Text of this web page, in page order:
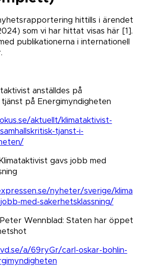
hittills i ärendet
som vi har hittat visas här [1].
publikationerna i internationell
anställdes på
tjänst på Energimyndigheten
aktuellt/klimataktivist-
tjanst-i-
gavs jobb med
nyheter/sverige/klima
med-sakerhetsklassning/
Wennblad: Staten har öppet
a/69ryGr/carl-oskar-bohlin-